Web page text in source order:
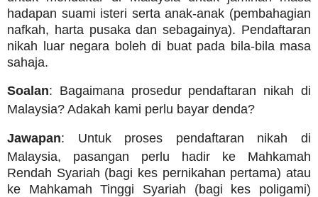
hadapan suami isteri serta anak-anak (pembahagian
nafkah, harta pusaka dan sebagainya). Pendaftaran
nikah luar negara boleh di buat pada bila-bila masa
sahaja.
Soalan: Bagaimana prosedur pendaftaran nikah di
Malaysia? Adakah kami perlu bayar denda?
Jawapan: Untuk proses pendaftaran nikah di
Malaysia, pasangan perlu hadir ke Mahkamah
Rendah Syariah (bagi kes pernikahan pertama) atau
ke Mahkamah Tinggi Syariah (bagi kes poligami)